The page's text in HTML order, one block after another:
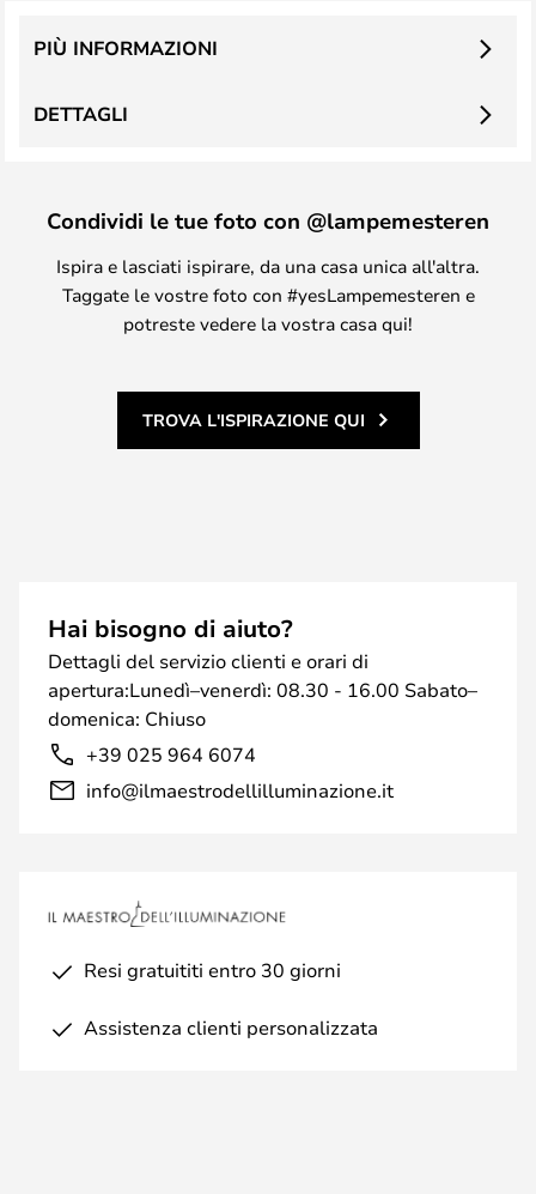
DETTAGLI
PIÙ INFORMAZIONI
Condividi le tue foto con @lampemesteren
Ispira e lasciati ispirare, da una casa unica all'altra.
Taggate le vostre foto con #yesLampemesteren e
potreste vedere la vostra casa qui!
TROVA L'ISPIRAZIONE QUI
Hai bisogno di aiuto?
Dettagli del servizio clienti e orari di
apertura:Lunedì–venerdì: 08.30 - 16.00 Sabato–
domenica: Chiuso
+39 025 964 6074
info@ilmaestrodellilluminazione.it
Resi gratuititi entro 30 giorni
Assistenza clienti personalizzata